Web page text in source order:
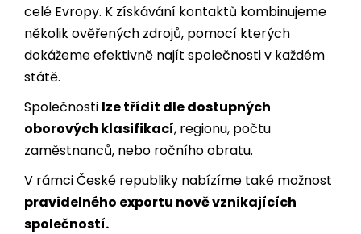
celé Evropy. K získávání kontaktů kombinujeme
několik ověřených zdrojů, pomocí kterých
dokážeme efektivně najít společnosti v každém
státě.
Společnosti lze třídit dle dostupných
oborových klasifikací, regionu, počtu
zaměstnanců, nebo ročního obratu.
V rámci České republiky nabízíme také možnost
pravidelného exportu nově vznikajících
společností.